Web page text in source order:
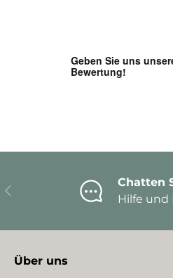
Vorherige
Chatten
Hilfe und
Über uns